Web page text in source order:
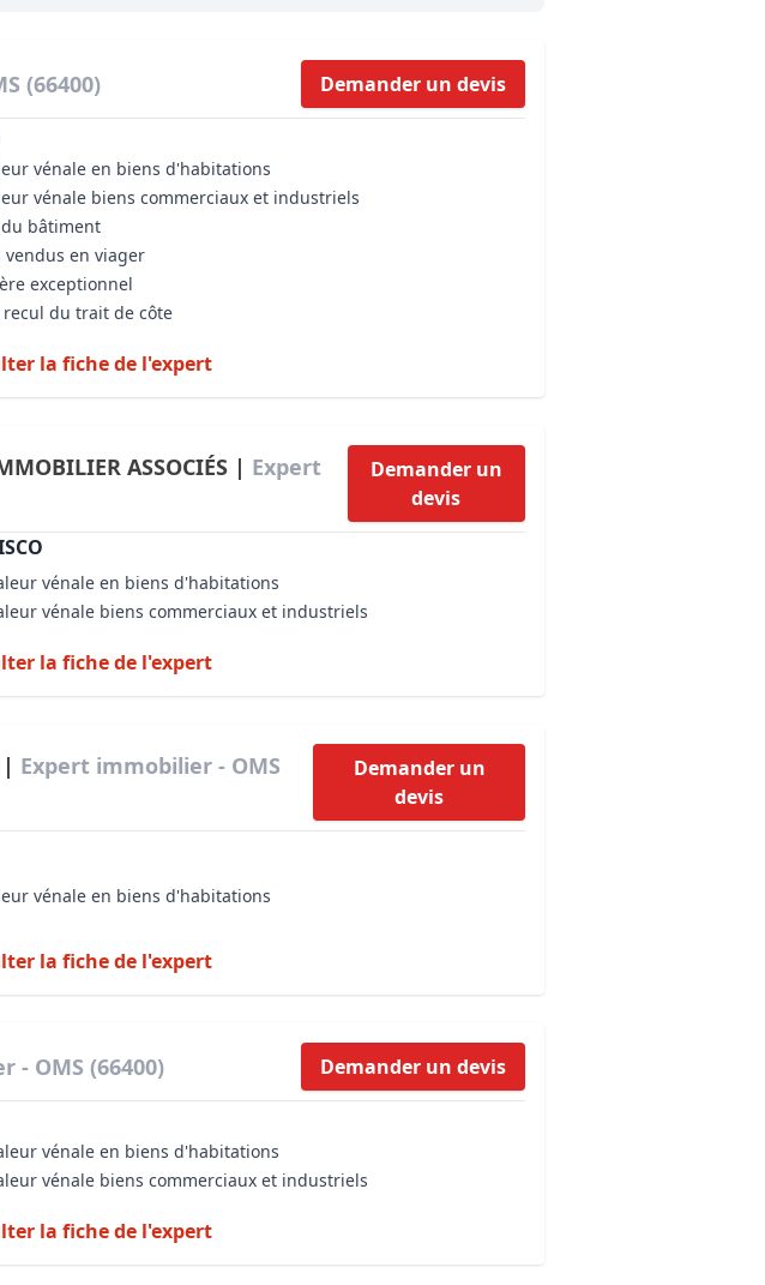
Local d’Urbanisme (PLU)
Développer et organiser l'activité de Syndic
Biens d’exception, belles demeures, châteaux et
Expertise pré-achat
(66400) Demander un devis
vénale en biens d'habitations
vénale biens commerciaux et industriels
bâtiment
en viager
exceptionnel
du trait de côte
la fiche de l'expert
ASSOCIÉS | Expert
Demander un
devis
vénale en biens d'habitations
vénale biens commerciaux et industriels
la fiche de l'expert
Expert immobilier - OMS
Demander un
devis
vénale en biens d'habitations
la fiche de l'expert
- OMS (66400) Demander un devis
vénale en biens d'habitations
vénale biens commerciaux et industriels
la fiche de l'expert